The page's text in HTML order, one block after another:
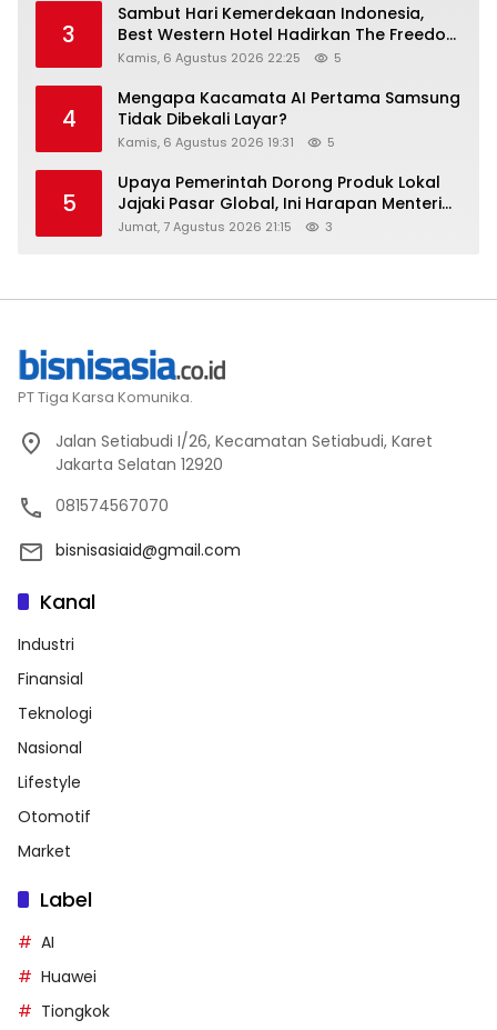
3
Sambut Hari Kemerdekaan Indonesia,
Best Western Hotel Hadirkan The Freedom
Stay Diskon Hingga 45%
Kamis, 6 Agustus 2026 22:25 5
4
Mengapa Kacamata AI Pertama Samsung
Tidak Dibekali Layar?
Kamis, 6 Agustus 2026 19:31 5
5
Upaya Pemerintah Dorong Produk Lokal
Jajaki Pasar Global, Ini Harapan Menteri
Perindustrian RI Lewat ILT dan IGT Expo
Jumat, 7 Agustus 2026 21:15 3
PT Tiga Karsa Komunika.
Jalan Setiabudi I/26, Kecamatan Setiabudi, Karet
Jakarta Selatan 12920
081574567070
bisnisasiaid@gmail.com
Kanal
Industri
Finansial
Teknologi
Nasional
Lifestyle
Otomotif
Market
Label
AI
Huawei
Tiongkok